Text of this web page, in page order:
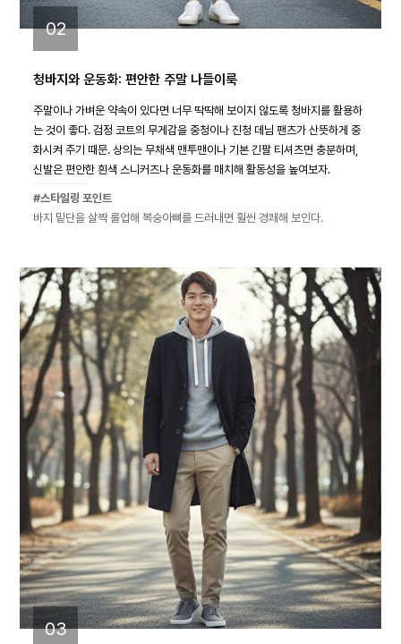
02
청바지와 운동화: 편안한 주말 나들이룩
주말이나 가벼운 약속이 있다면 너무 딱딱해 보이지 않도록 청바지를 활용하
는 것이 좋다. 검정 코트의 무게감을 중청이나 진청 데님 팬츠가 산뜻하게 중
화시켜 주기 때문. 상의는 무채색 맨투맨이나 기본 긴팔 티셔츠면 충분하며,
신발은 편안한 흰색 스니커즈나 운동화를 매치해 활동성을 높여보자.
#스타일링 포인트
바지 밑단을 살짝 롤업해 복숭아뼈를 드러내면 훨씬 경쾌해 보인다.
03